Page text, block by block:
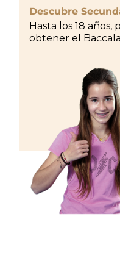
Descubre
Hasta los 18 años,
obtener el